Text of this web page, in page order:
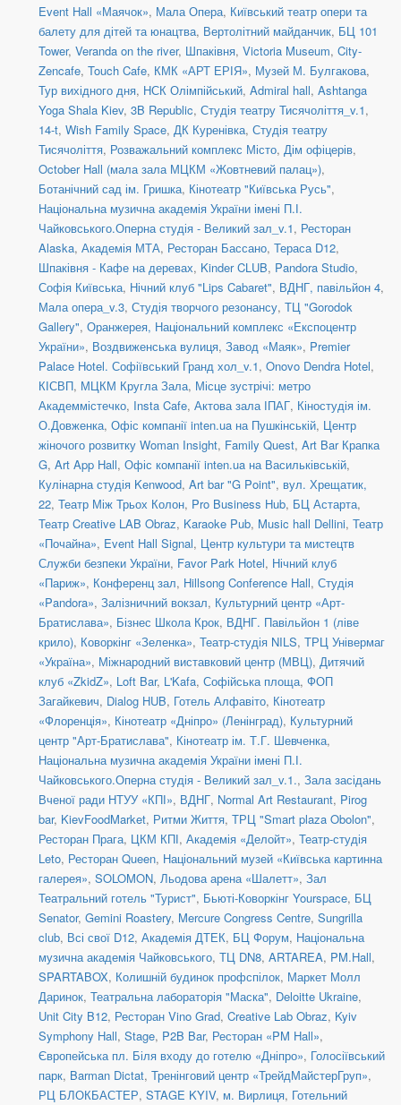
Event Hall «Маячок», Мала Опера, Київський театр опери та
балету для дітей та юнацтва, Вертолітний майданчик, БЦ 101
Tower, Veranda on the river, Шпаківня, Victoria Museum, City-
Zencafe, Touch Cafe, КМК «АРТ ЕРІЯ», Музей М. Булгакова,
Тур вихідного дня, НСК Олімпійський, Admiral hall, Ashtanga
Yoga Shala Kiev, 3B Republic, Студія театру Тисячоліття_v.1,
14-t, Wish Family Space, ДК Куренівка, Студія театру
Тисячоліття, Розважальний комплекс Місто, Дім офіцерів,
October Hall (мала зала МЦКМ «Жовтневий палац»),
Ботанічний сад ім. Гришка, Кінотеатр "Київська Русь",
Національна музична академія України імені П.І.
Чайковського.Оперна студія - Великий зал_v.1, Ресторан
Alaska, Академія МТА, Ресторан Бассано, Тераса D12,
Шпаківня - Кафе на деревах, Kinder CLUB, Pandora Studio,
Софія Київська, Нічний клуб "Lips Cabaret", ВДНГ, павільйон 4,
Мала опера_v.3, Студія творчого резонансу, ТЦ "Gorodok
Gallery", Оранжерея, Національний комплекс «Експоцентр
України», Воздвиженська вулиця, Завод «Маяк», Premier
Palace Hotel. Софіївський Гранд хол_v.1, Onovo Dendra Hotel,
КІСВП, МЦКМ Кругла Зала, Місце зустрічі: метро
Академмістечко, Insta Cafe, Актова зала ІПАГ, Кіностудія ім.
О.Довженка, Офіс компанії inten.ua на Пушкінській, Центр
жіночого розвитку Woman Insight, Family Quest, Art Bar Крапка
G, Art App Hall, Офіс компанії inten.ua на Васильківській,
Кулінарна студія Kenwood, Art bar "G Point", вул. Хрещатик,
22, Театр Між Трьох Колон, Pro Business Hub, БЦ Астарта,
Театр Creative LAB Obraz, Karaoke Pub, Music hall Dellini, Театр
«Почайна», Event Hall Signal, Центр культури та мистецтв
Служби безпеки України, Favor Park Hotel, Нічний клуб
«Париж», Конференц зал, Hillsong Conference Hall, Студія
«Pandora», Залізничний вокзал, Культурний центр «Арт-
Братислава», Бізнес Школа Крок, ВДНГ. Павільйон 1 (ліве
крило), Коворкінг «Зеленка», Театр-студія NILS, ТРЦ Універмаг
«Україна», Міжнародний виставковий центр (МВЦ), Дитячий
клуб «ZkidZ», Loft Bar, L'Kafa, Софійська площа, ФОП
Загайкевич, Dialog HUB, Готель Алфавіто, Кінотеатр
«Флоренція», Кінотеатр «Дніпро» (Ленінград), Культурний
центр "Арт-Братислава", Кінотеатр ім. Т.Г. Шевченка,
Національна музична академія України імені П.І.
Чайковського.Оперна студія - Великий зал_v.1., Зала засідань
Вченої ради НТУУ «КПІ», ВДНГ, Normal Art Restaurant, Pirog
bar, KievFoodMarket, Ритми Життя, ТРЦ "Smart plaza Obolon",
Ресторан Прага, ЦКМ КПІ, Академія «Делойт», Театр-студія
Leto, Ресторан Queen, Національний музей «Київська картинна
галерея», SOLOMON, Льодова арена «Шалетт», Зал
Театральний готель "Турист", Бьюті-Коворкінг Yourspace, БЦ
Senator, Gemini Roastery, Mercure Congress Centre, Sungrilla
club, Всі свої D12, Академія ДТЕК, БЦ Форум, Національна
музична академія Чайковського, ТЦ DN8, ARTAREA, PM.Hall,
SPARTABOX, Колишній будинок профспілок, Маркет Молл
Даринок, Театральна лабораторія "Маска", Deloitte Ukraine,
Unit City B12, Ресторан Vino Grad, Creative Lab Obraz, Kyiv
Symphony Hall, Stage, P2B Bar, Ресторан «PM Hall»,
Європейська пл. Біля входу до готелю «Дніпро», Голосіївський
парк, Barman Dictat, Тренінговий центр «ТрейдМайстерГруп»,
РЦ БЛОКБАСТЕР, STAGE KYIV, м. Вирлиця, Готельний